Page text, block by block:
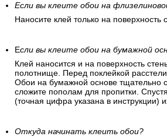
Если вы клеите обои на
Наносите клей только на поверхность
Если вы клеите обои на бумажной
Клей наносится и на поверхность
полотнище. Перед поклейкой
Обои на бумажной основе тщательно
сложите пополам для пропитки.
(точная цифра указана в инструкции)
Откуда начинать клеить обои?